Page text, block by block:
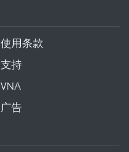
使用条款
支持
VNA
广告